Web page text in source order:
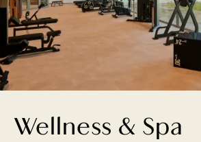
Wellness & Spa